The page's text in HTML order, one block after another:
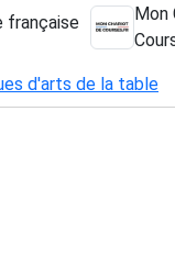
française
Mon
d'arts de la table